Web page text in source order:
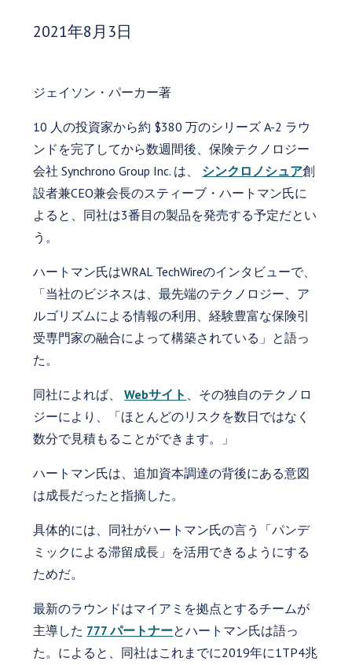
発行日:
2021年8月3日
ジェイソン・パーカー著
10 人の投資家から約 $380 万のシリーズ A-2 ラウ
ンドを完了してから数週間後、保険テクノロジー
会社 Synchrono Group Inc. は、 シンクロノシュア創
設者兼CEO兼会長のスティーブ・ハートマン氏に
よると、同社は3番目の製品を発売する予定だとい
う。
ハートマン氏はWRAL TechWireのインタビューで、
「当社のビジネスは、最先端のテクノロジー、ア
ルゴリズムによる情報の利用、経験豊富な保険引
受専門家の融合によって構築されている」と語っ
た。
同社によれば、Webサイト
、その独自のテクノロ
ジーにより、「ほとんどのリスクを数日ではなく
数分で見積もることができます。」
ハートマン氏は、追加資本調達の背後にある意図
は成長だったと指摘した。
具体的には、同社がハートマン氏の言う「パンデ
ミックによる滞留成長」を活用できるようにする
ためだ。
最新のラウンドはマイアミを拠点とするチームが
主導した 777 パートナーとハートマン氏は語っ
た。によると、同社はこれまでに2019年に1TP4兆